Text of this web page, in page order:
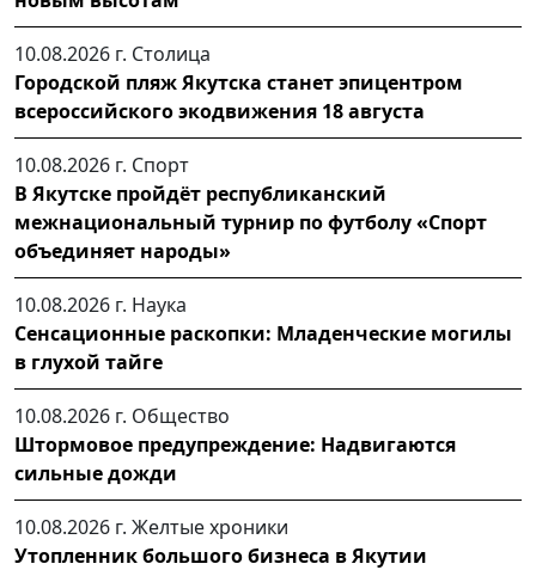
10.08.2026 г. Столица
Городской пляж Якутска станет эпицентром
всероссийского экодвижения 18 августа
10.08.2026 г. Спорт
В Якутске пройдёт республиканский
межнациональный турнир по футболу «Спорт
объединяет народы» ⁣
10.08.2026 г. Наука
Сенсационные раскопки: Младенческие могилы
в глухой тайге
10.08.2026 г. Общество
Штормовое предупреждение: Надвигаются
сильные дожди
10.08.2026 г. Желтые хроники
Утопленник большого бизнеса в Якутии